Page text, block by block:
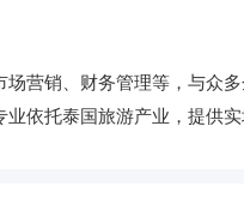
营销、财务管理等，与众
依托泰国旅游产业，提供